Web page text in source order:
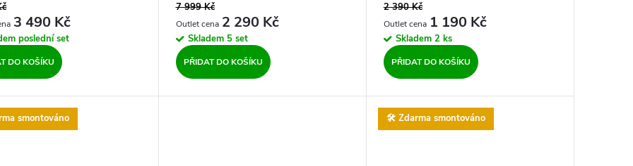
3 490 Kč
poslední set
DO KOŠÍKU
7 999 Kč
2 290 Kč
Skladem 5 set
PŘIDAT DO KOŠÍKU
2 390 Kč
1 190 Kč
Skladem 2 ks
PŘIDAT DO KOŠÍKU
smontováno 🛠️ Zdarma smontováno